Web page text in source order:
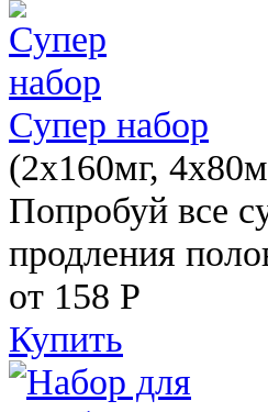
Супер набор
(2х160мг,
Попробуй все
продления
от 158 Р
Купить